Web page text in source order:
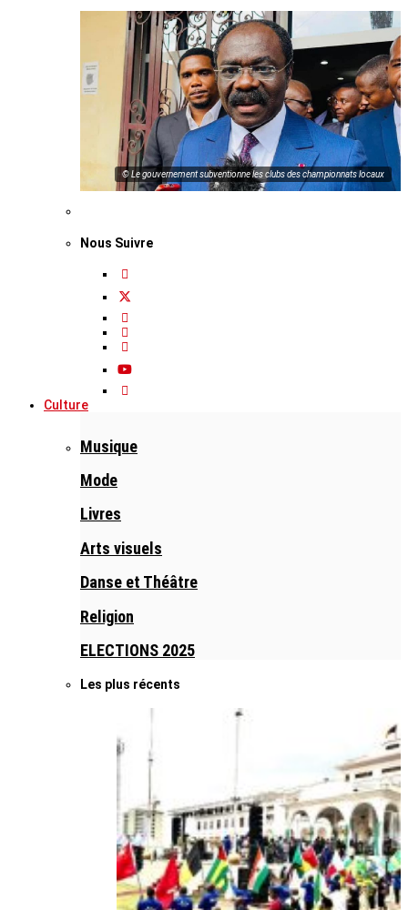
© Le gouvernement subventionne les clubs des championnats locaux
Nous Suivre
Culture
Musique
Mode
Livres
Arts visuels
Danse et Théâtre
Religion
ELECTIONS 2025
Les plus récents